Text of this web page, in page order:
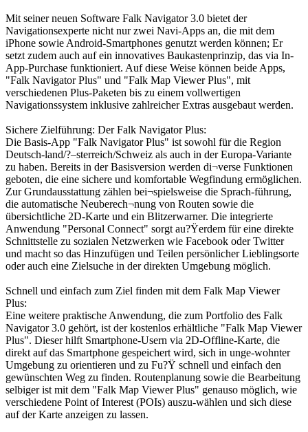
Mit seiner neuen Software Falk Navigator 3.0 bietet der
Navigationsexperte nicht nur zwei Navi-Apps an, die mit dem
iPhone sowie Android-Smartphones genutzt werden können; Er
setzt zudem auch auf ein innovatives Baukastenprinzip, das via In-
App-Purchase funktioniert. Auf diese Weise können beide Apps,
"Falk Navigator Plus" und "Falk Map Viewer Plus", mit
verschiedenen Plus-Paketen bis zu einem vollwertigen
Navigationssystem inklusive zahlreicher Extras ausgebaut werden.
Sichere Zielführung: Der Falk Navigator Plus:
Die Basis-App "Falk Navigator Plus" ist sowohl für die Region
Deutsch-land/?–sterreich/Schweiz als auch in der Europa-Variante
zu haben. Bereits in der Basisversion werden di¬verse Funktionen
geboten, die eine sichere und komfortable Wegfindung ermöglichen.
Zur Grundausstattung zählen bei¬spielsweise die Sprach-führung,
die automatische Neuberech¬nung von Routen sowie die
übersichtliche 2D-Karte und ein Blitzerwarner. Die integrierte
Anwendung "Personal Connect" sorgt au?Ÿerdem für eine direkte
Schnittstelle zu sozialen Netzwerken wie Facebook oder Twitter
und macht so das Hinzufügen und Teilen persönlicher Lieblingsorte
oder auch eine Zielsuche in der direkten Umgebung möglich.
Schnell und einfach zum Ziel finden mit dem Falk Map Viewer
Plus:
Eine weitere praktische Anwendung, die zum Portfolio des Falk
Navigator 3.0 gehört, ist der kostenlos erhältliche "Falk Map Viewer
Plus". Dieser hilft Smartphone-Usern via 2D-Offline-Karte, die
direkt auf das Smartphone gespeichert wird, sich in unge-wohnter
Umgebung zu orientieren und zu Fu?Ÿ schnell und einfach den
gewünschten Weg zu finden. Routenplanung sowie die Bearbeitung
selbiger ist mit dem "Falk Map Viewer Plus" genauso möglich, wie
verschiedene Point of Interest (POIs) auszu-wählen und sich diese
auf der Karte anzeigen zu lassen.